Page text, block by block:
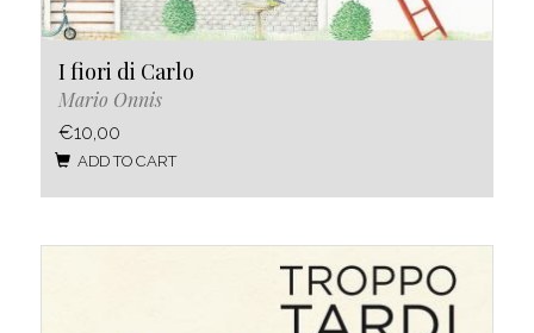
I fiori di Carlo
Mario Onnis
€10,00
ADD TO CART